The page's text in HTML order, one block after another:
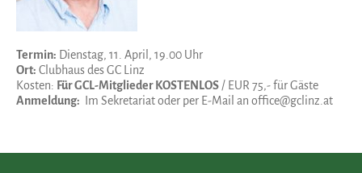
Termin: Dienstag, 11. April, 19.00 Uhr
Ort: Clubhaus des GC Linz
Kosten: Für GCL-Mitglieder KOSTENLOS / EUR 75,- für Gäste
Anmeldung: Im Sekretariat oder per E-Mail an office@gclinz.at